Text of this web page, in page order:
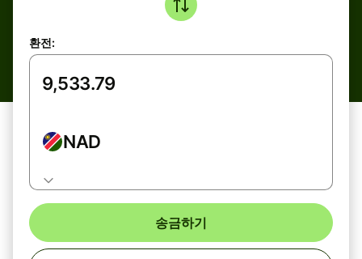
환전:
NAD
송금하기